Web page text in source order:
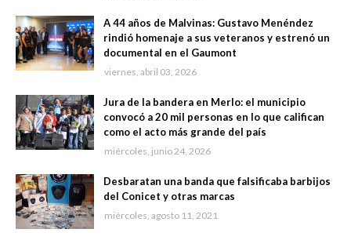
A 44 años de Malvinas: Gustavo Menéndez
rindió homenaje a sus veteranos y estrenó un
documental en el Gaumont
viernes, abril 03, 2026
Jura de la bandera en Merlo: el municipio
convocó a 20 mil personas en lo que califican
como el acto más grande del país
miércoles, junio 24, 2026
Desbaratan una banda que falsificaba barbijos
del Conicet y otras marcas
miércoles, agosto 11, 2021